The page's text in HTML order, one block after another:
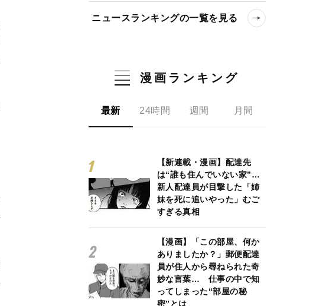
ニュースランキングの一覧を見る
漫画ランキング
最新 24時間 週間 月間
【新連載・漫画】配達先
は“誰も住んでいない家”…
新人配達員が目撃した「姉
妹を死に追いやった」むご
すぎる真相
【漫画】「この部屋、何か
ありましたか？」郵便配達
員が住人から尋ねられた奇
妙な言葉… 仕事の中で知
ってしまった“部屋の秘
密”とは